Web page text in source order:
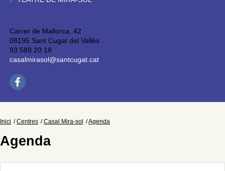
Carrer de Mallorca, 42
08195 Sant Cugat del Vallès
93 589 20 18
casalmirasol@santcugat.cat
Inici Centres Casal Mira-sol Agenda
Agenda